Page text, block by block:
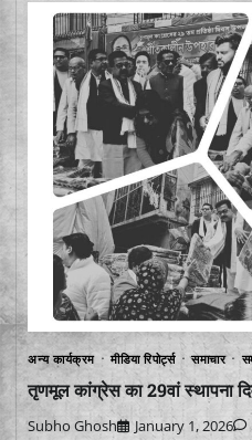
अन्य कार्यक्रम मीडिया रिपोर्ट्स समाचार
तृणमूल कांग्रेस का 29वां स्थापना
Subho Ghosh January 1, 2026